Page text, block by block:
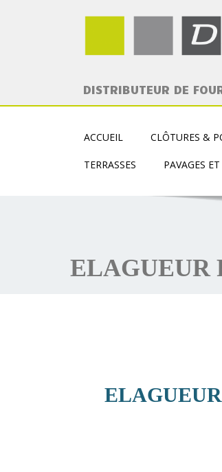
DISTRIBUTEUR DE
ACCUEIL CLÔTURES &
TERRASSES PAVAGES
ELAGUEUR